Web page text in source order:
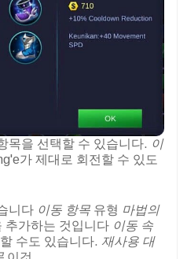
목을 선택할 수 있습니다. 이
가 제대로 회전할 수 있도
니다 이동 항목 유형 마법의
추가하는 것입니다 이동 속
수도 있습니다. 재사용 대